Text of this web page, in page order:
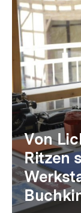
Von
Ritzen